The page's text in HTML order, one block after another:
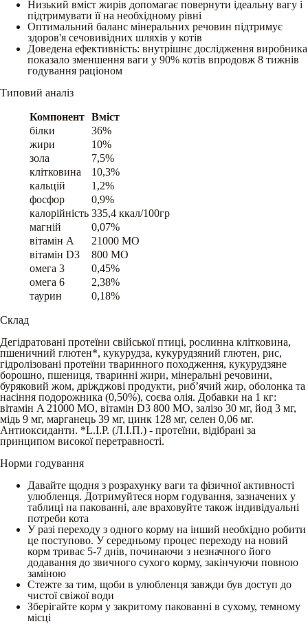
Низький вміст жирів допомагає повернути ідеальну вагу і
підтримувати її на необхідному рівні
Оптимальний баланс мінеральних речовин підтримує
здоров'я сечовивідних шляхів у котів
Доведена ефективність: внутрішнє дослідження виробника
показало зменшення ваги у 90% котів впродовж 8 тижнів
годування раціоном
Типовий аналіз
Компонент Вміст
білки
36%
жири
10%
зола
7,5%
клітковина
10,3%
кальцій
1,2%
фосфор
0,9%
калорійність 335,4 ккал/100гр
магній
0,07%
вітамін A
21000 МО
вітамін D3
800 МО
омега 3
0,45%
омега 6
2,38%
таурин
0,18%
Склад
Дегідратовані протеїни свійської птиці, рослинна клітковина,
пшеничний глютен*, кукурудза, кукурудзяний глютен, рис,
гідролізовані протеїни тваринного походження, кукурудзяне
борошно, пшениця, тваринні жири, мінеральні речовини,
буряковий жом, дріжджові продукти, риб’ячий жир, оболонка та
насіння подорожника (0,50%), соєва олія. Добавки на 1 кг:
вітамін A 21000 MO, вітамін D3 800 MO, залiзо 30 мг, йод 3 мг,
мiдь 9 мг, марганець 39 мг, цинк 128 мг, селен 0,06 мг.
Aнтиоксиданти. *L.I.P. (Л.І.П.) - протеїни, відібрані за
принципом високої перетравності.
Норми годування
Давайте щодня з розрахунку ваги та фізичної активності
улюбленця. Дотримуйтеся норм годування, зазначених у
таблиці на пакованні, але враховуйте також індивідуальні
потреби кота
У разі переходу з одного корму на інший необхідно робити
це поступово. У середньому процес переходу на новий
корм триває 5-7 днів, починаючи з незначного його
додавання до звичного сухого корму, закінчуючи повною
заміною
Стежте за тим, щоби в улюбленця завжди був доступ до
чистої свіжої води
Зберігайте корм у закритому пакованні в сухому, темному
місці